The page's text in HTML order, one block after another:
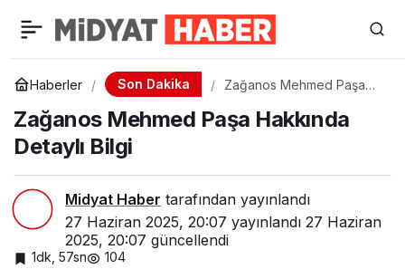
Haberler Son Dakika
Zağanos Mehmed Paşa
Zağanos Mehmed Paşa Hakkında
Detaylı Bilgi
Midyat Haber tarafından yayınlandı
27 Haziran 2025, 20:07 yayınlandı 27 Haziran
2025, 20:07 güncellendi
1dk, 57sn 104